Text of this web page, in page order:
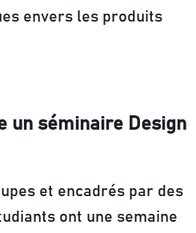
envers les produits
un séminaire Design
et encadrés par des
ont une semaine